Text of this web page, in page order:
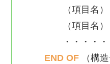
（項目名）
（項目名
・・・・・
END OF （構